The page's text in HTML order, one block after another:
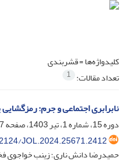
کلیدواژه‌ها =قشربندی
تعداد مقالات: 1
نابرابری اجتماعی و جرم:
دوره 15، شماره 1، تیر 1403، صفحه
JOL.2024.25671.2412
حمیدرضا دانش ناری؛ زینب خواجوی